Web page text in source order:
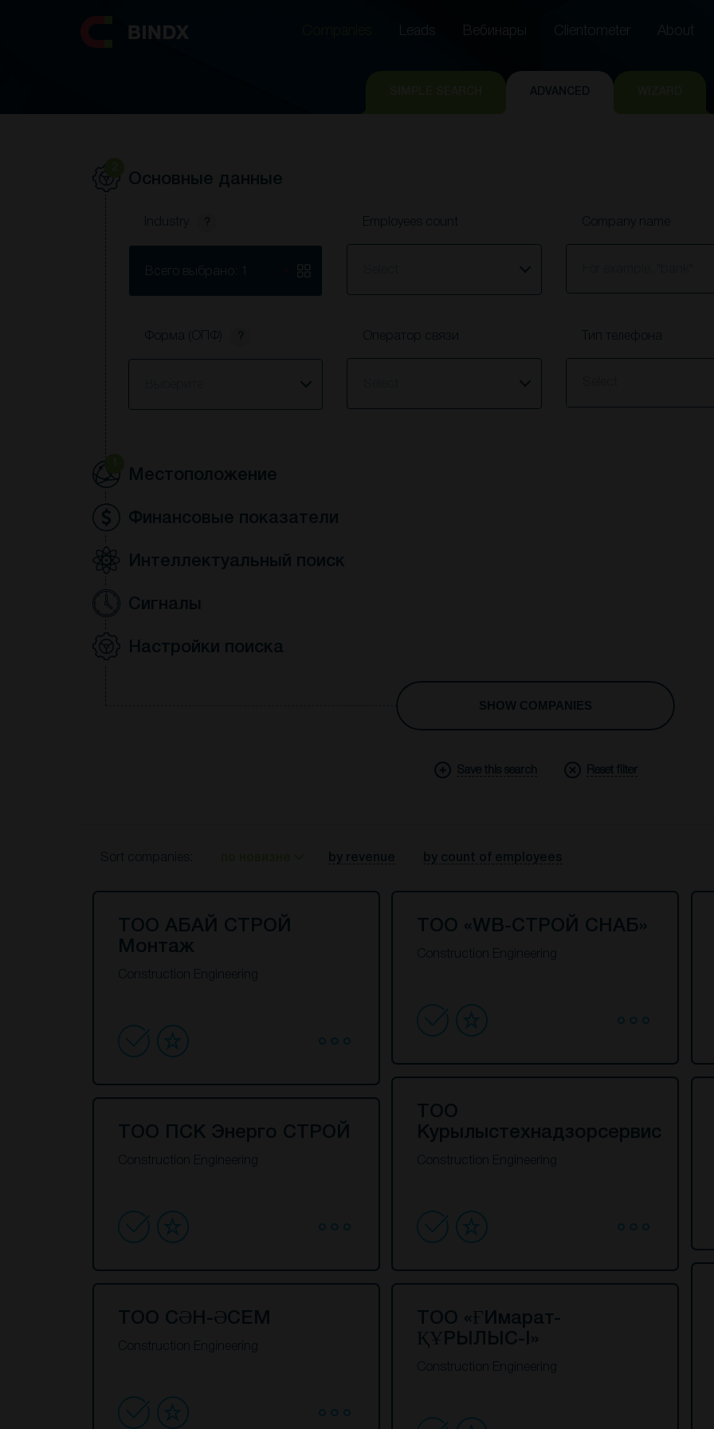
Leads Вебинары Clientometer About
ADVANCED
Основные данные
Industry ?
Всего выбрано: 1
Employees count Company name
Форма (ОПФ) ? Оператор связи Тип телефона
Местоположение
Финансовые показатели
Интеллектуальный поиск
Сигналы
Настройки поиска
SHOW COMPANIES
Save this search Reset filter
Sort companies: by revenue by count of employees
ТОО АБАЙ СТРОЙ
Монтаж
Construction Engineering
ТОО «WB-СТРОЙ СНАБ»
Construction Engineering
ТОО ПСК Энерго СТРОЙ
Construction Engineering
ТОО
Курылыстехнадзорсервис
Construction Engineering
ТОО СӘН-ӘСЕМ
Construction Engineering
ТОО «ҒИмарат-
ҚҰРЫЛЫС-I»
Construction Engineering